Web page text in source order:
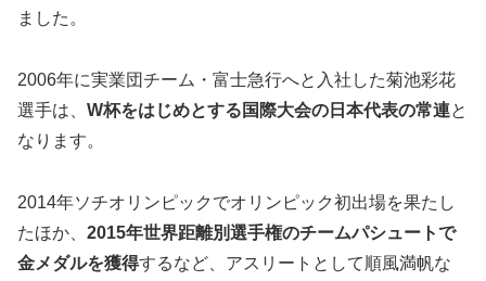
ました。
2006年に実業団チーム・富士急行へと入社した菊池彩花
選手は、 W杯をはじめとする国際大会の日本代表の常連と
なります。
2014年ソチオリンピックでオリンピック初出場を果たし
たほか、 2015年世界距離別選手権のチームパシュートで
金メダルを獲得するなど、アスリートとして順風満帆な